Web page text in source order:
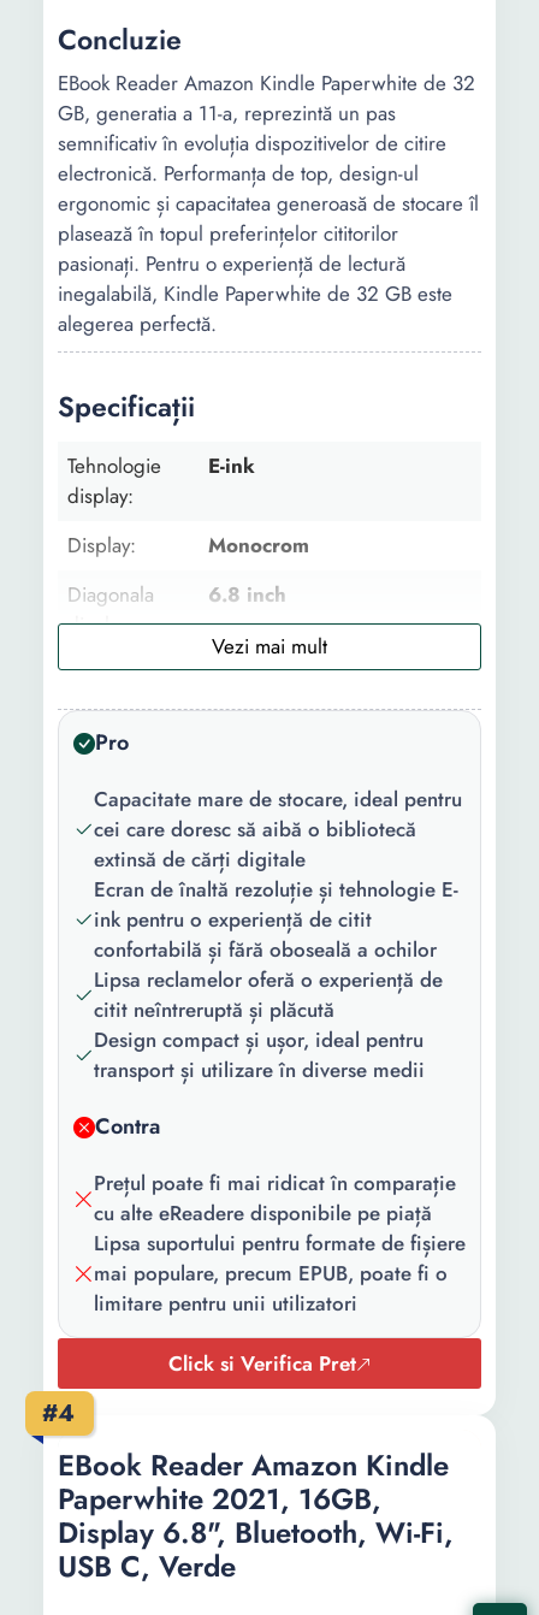
Concluzie
EBook Reader Amazon Kindle Paperwhite de 32
GB, generatia a 11-a, reprezintă un pas
semnificativ în evoluția dispozitivelor de citire
electronică. Performanța de top, design-ul
ergonomic și capacitatea generoasă de stocare îl
plasează în topul preferințelor cititorilor
pasionați. Pentru o experiență de lectură
inegalabilă, Kindle Paperwhite de 32 GB este
alegerea perfectă.
Specificații
Tehnologie
display:
E-ink
Display:
Monocrom
Diagonala
display:
6.8 inch
Rezolutie:
1200 x 825
suportate:
Capacitate
stocare:
32 GB
Greutate: 0.208 Kg
Pro
Capacitate mare de stocare, ideal pentru
cei care doresc să aibă o bibliotecă
extinsă de cărți digitale
Ecran de înaltă rezoluție și tehnologie E-
ink pentru o experiență de citit
confortabilă și fără oboseală a ochilor
Lipsa reclamelor oferă o experiență de
citit neîntreruptă și plăcută
Design compact și ușor, ideal pentru
transport și utilizare în diverse medii
Contra
Prețul poate fi mai ridicat în comparație
cu alte eReadere disponibile pe piață
Lipsa suportului pentru formate de fișiere
mai populare, precum EPUB, poate fi o
limitare pentru unii utilizatori
Click si Verifica Pret
#4
EBook Reader Amazon Kindle
Paperwhite 2021, 16GB,
Display 6.8", Bluetooth, Wi-Fi,
USB C, Verde